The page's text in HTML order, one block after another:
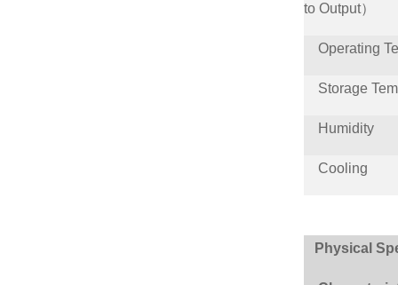
to Output）
Operating
Storage
Humidity
Cooling
Physical